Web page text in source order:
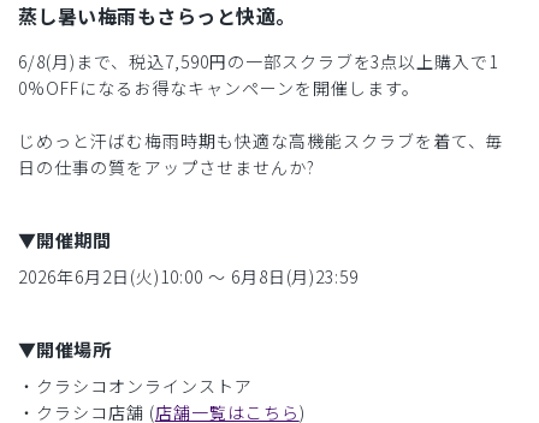
蒸し暑い梅雨もさらっと快適。
6/8(月)まで、税込7,590円の一部スクラブを3点以上購入で1
0%OFFになるお得なキャンペーンを開催します。
じめっと汗ばむ梅雨時期も快適な高機能スクラブを着て、毎
日の仕事の質をアップさせませんか?
▼開催期間
2026年6月2日(火)10:00 〜 6月8日(月)23:59
▼開催場所
・クラシコオンラインストア
・クラシコ店舗 (店舗一覧はこちら)